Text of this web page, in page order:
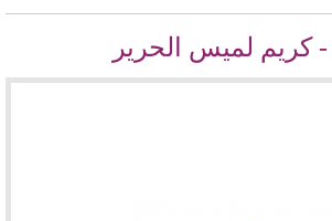
- كريم لميس الحرير